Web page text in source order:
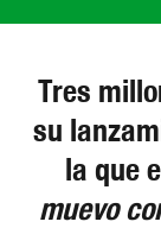
Tres
su
la que
muevo